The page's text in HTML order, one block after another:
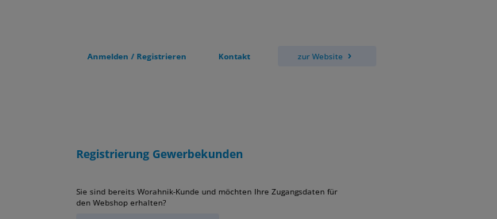
Anmelden / Registrieren Kontakt zur Website
Registrierung Gewerbekunden
Sie sind bereits Worahnik-Kunde und möchten Ihre Zugangsdaten für
den Webshop erhalten?